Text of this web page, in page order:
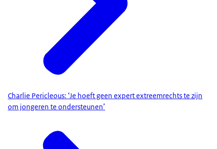
Charlie Pericleous: ‘Je hoeft geen expert extreemrechts te zijn
om jongeren te ondersteunen’